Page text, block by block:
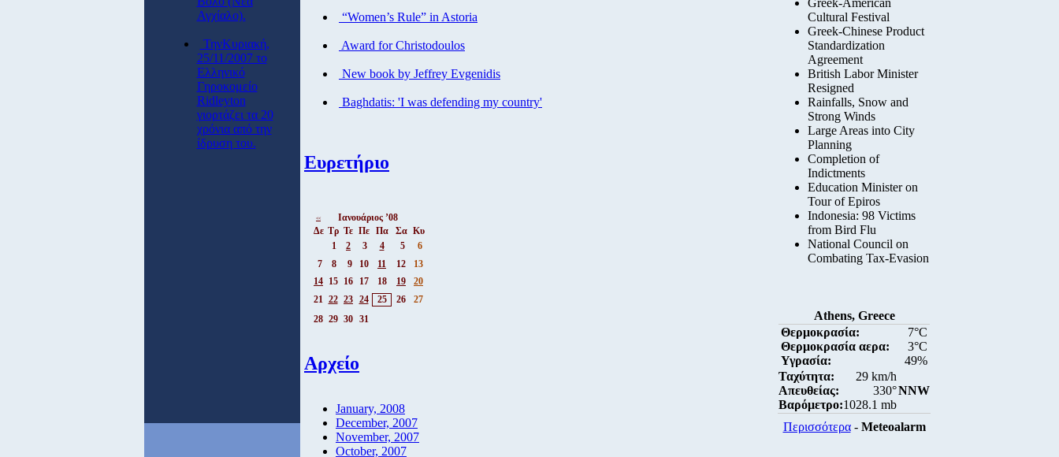
Αγχίαλο).
ΤηνΚυριακή,
25/11/2007 το
Ελληνικό
Γηροκομείο
Ridleyton
γιορτάζει τα 20
χρόνια από την
ίδρυση του.
“Women’s Rule” in Astoria
Award for Christodoulos
New book by Jeffrey Evgenidis
Baghdatis: 'I was defending my country'
Ευρετήριο
<<
Ιανουάριος ’08
Δε Τρ Τε Πε Πα Σα Κυ
1
2 3 4 5
6
7
8 9 10 11 12
13
14 15 16 17 18 19
20
21
22 23 24 25 26
27
28 29 30 31
Αρχείο
January, 2008
December, 2007
November, 2007
October, 2007
Greek-American
Cultural Festival
Greek-Chinese Product
Standardization
Agreement
British Labor Minister
Resigned
Rainfalls, Snow and
Strong Winds
Large Areas into City
Planning
Completion of
Indictments
Education Minister on
Tour of Epiros
Indonesia: 98 Victims
from Bird Flu
National Council on
Combating Tax-Evasion
Athens, Greece
Θερμοκρασία:
7°C
Θερμοκρασία αερα:
3°C
Υγρασία:
49%
Ταχύτητα:
29 km/h
Απευθείας:
330°
Βαρόμετρο:1028.1 mb
NNW
Περισσότερα- Meteoalarm